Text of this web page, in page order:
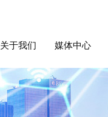
关于我们 媒体中心